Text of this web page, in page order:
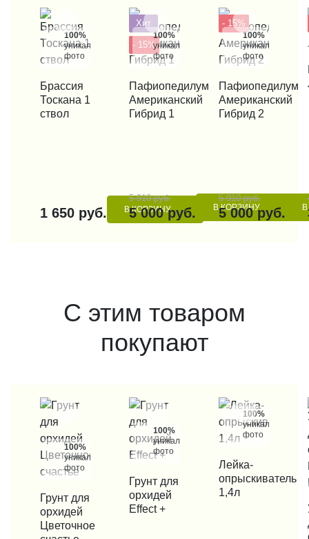
100%
уникальные
фото
КУПИТЬ В 1 КЛИК
Брассия
Тоскана 1
ствол
1 650 руб. В КОРЗИНУ
Хит
- 15%
100%
уникальные
фото
КУПИТЬ В 1 КЛИК
Пафиопедилум
Американский
Гибрид 1
5 910 руб.
5 000 руб. В КОРЗИНУ
- 15%
100%
уникальные
фото
КУПИТЬ В 1 КЛИК
Пафиопедилум
Американский
Гибрид 2
5 910 руб.
5 000 руб.
С этим товаром
покупают
100%
уникальные
фото
КУПИТЬ В 1 КЛИК
Грунт для
орхидей
Цветочное
100%
уникальные
фото
КУПИТЬ В 1 КЛИК
Грунт для
орхидей
Effect +
100%
уникальные
фото
КУПИТЬ В 1 КЛИК
Лейка-
опрыскиватель
1,4л